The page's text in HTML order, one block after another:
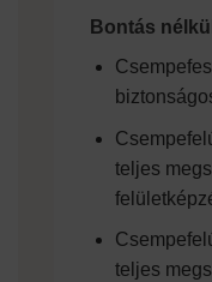
Bontás
teljes
teljes